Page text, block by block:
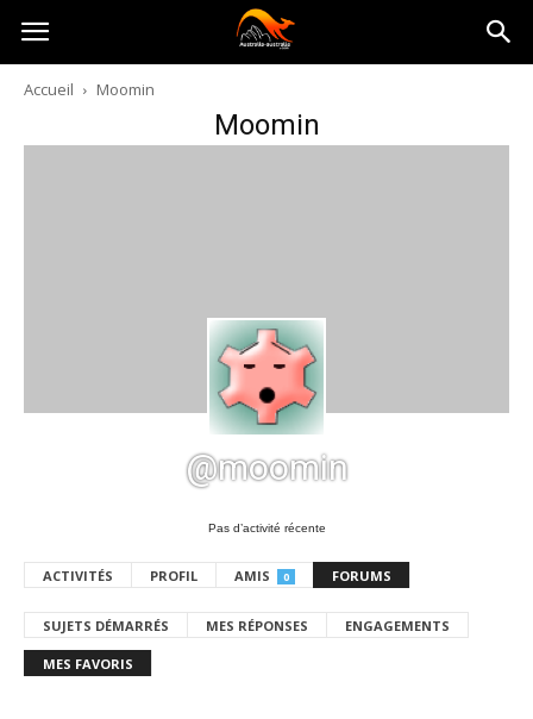
Australia-
australie.com
Accueil Moomin
Moomin
@moomin
Pas d’activité récente
ACTIVITÉS PROFIL AMIS 0 FORUMS
SUJETS DÉMARRÉS MES RÉPONSES ENGAGEMENTS
MES FAVORIS